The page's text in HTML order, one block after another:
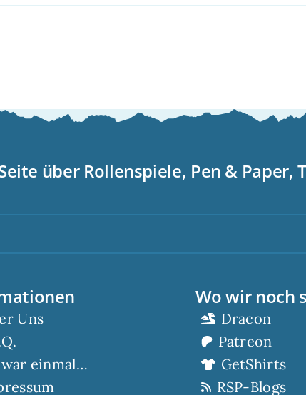
über Rollenspiele, Pen &
Uns
war einmal…
Wo wir noch
Dracon
Patreon
GetShirts
RSP-Blogs